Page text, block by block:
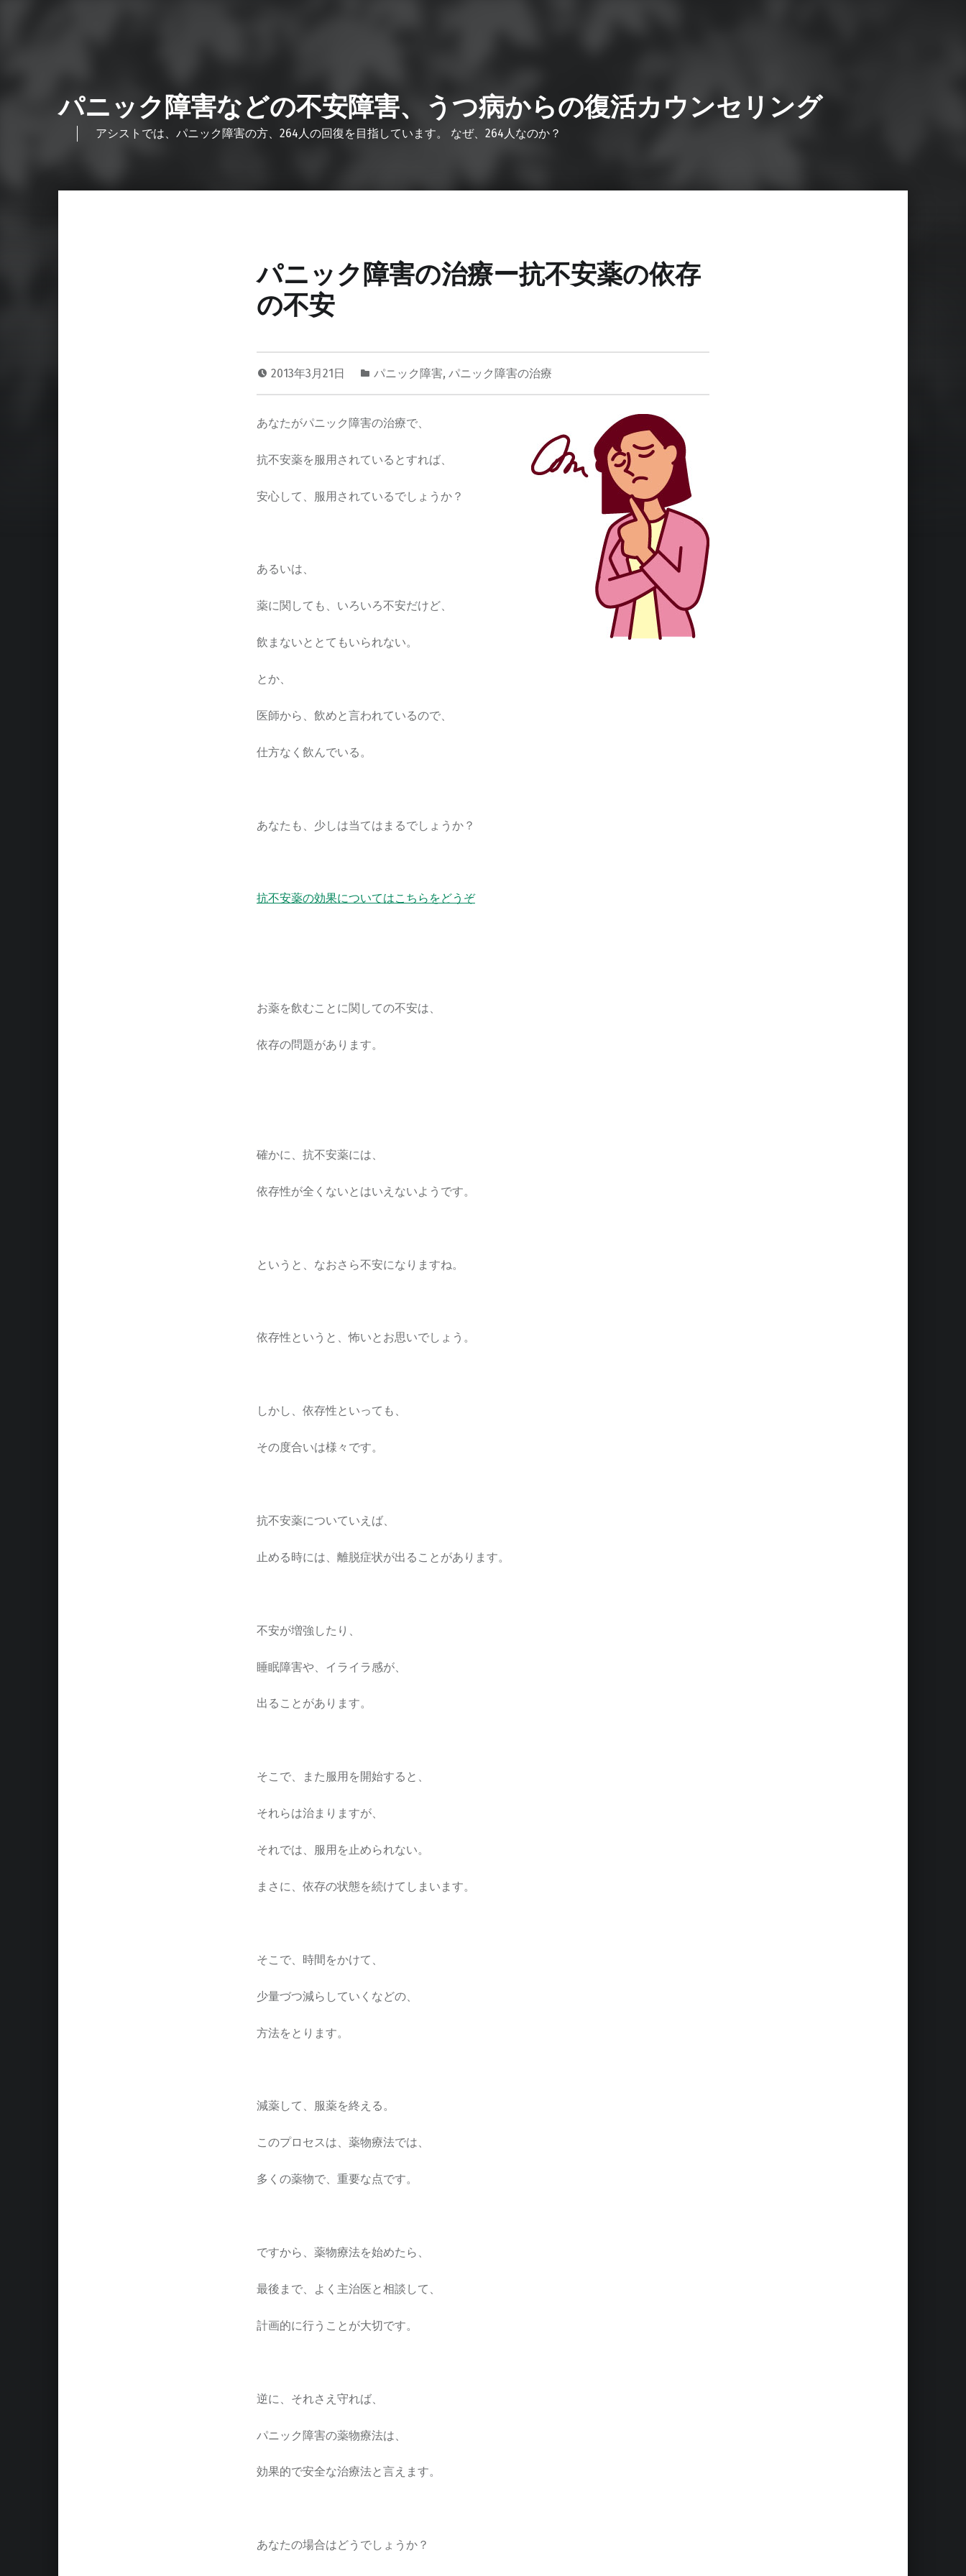
パニック障害などの不安障害、うつ病からの復活カウンセリング
アシストでは、パニック障害の方、264人の回復を目指しています。 なぜ、264人なのか？
パニック障害の治療ー抗不安薬の依存
の不安
2013年3月21日 パニック障害, パニック障害の治療
あなたがパニック障害の治療で、
抗不安薬を服用されているとすれば、
安心して、服用されているでしょうか？
あるいは、
薬に関しても、いろいろ不安だけど、
飲まないととてもいられない。
とか、
医師から、飲めと言われているので、
仕方なく飲んでいる。
あなたも、少しは当てはまるでしょうか？
抗不安薬の効果についてはこちらをどうぞ
お薬を飲むことに関しての不安は、
依存の問題があります。
確かに、抗不安薬には、
依存性が全くないとはいえないようです。
というと、なおさら不安になりますね。
依存性というと、怖いとお思いでしょう。
しかし、依存性といっても、
その度合いは様々です。
抗不安薬についていえば、
止める時には、離脱症状が出ることがあります。
不安が増強したり、
睡眠障害や、イライラ感が、
出ることがあります。
そこで、また服用を開始すると、
それらは治まりますが、
それでは、服用を止められない。
まさに、依存の状態を続けてしまいます。
そこで、時間をかけて、
少量づつ減らしていくなどの、
方法をとります。
減薬して、服薬を終える。
このプロセスは、薬物療法では、
多くの薬物で、重要な点です。
ですから、薬物療法を始めたら、
最後まで、よく主治医と相談して、
計画的に行うことが大切です。
逆に、それさえ守れば、
パニック障害の薬物療法は、
効果的で安全な治療法と言えます。
あなたの場合はどうでしょうか？